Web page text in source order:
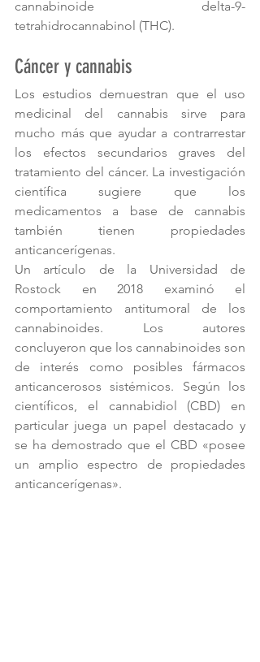
cannabinoide delta-9-
tetrahidrocannabinol (THC).
Cáncer y cannabis
Los estudios demuestran que el uso
medicinal del cannabis sirve para
mucho más que ayudar a contrarrestar
los efectos secundarios graves del
tratamiento del cáncer. La investigación
científica sugiere que los
medicamentos a base de cannabis
también tienen propiedades
anticancerígenas.
Un artículo de la Universidad de
Rostock en 2018 examinó el
comportamiento antitumoral de los
cannabinoides. Los autores
concluyeron que los cannabinoides son
de interés como posibles fármacos
anticancerosos sistémicos. Según los
científicos, el cannabidiol (CBD) en
particular juega un papel destacado y
se ha demostrado que el CBD «posee
un amplio espectro de propiedades
anticancerígenas».